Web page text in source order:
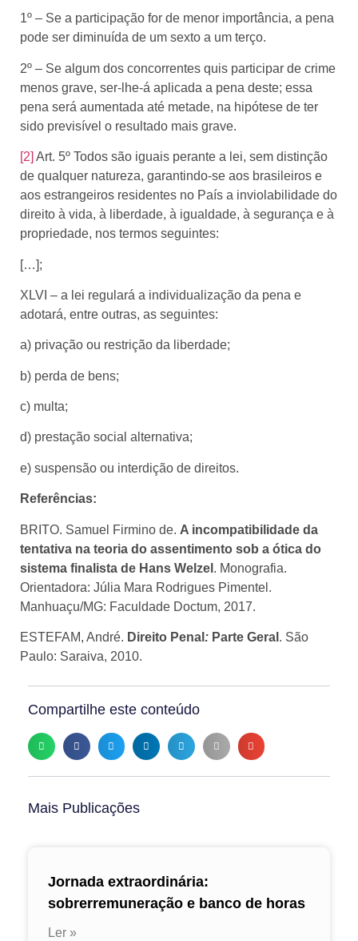
1º – Se a participação for de menor importância, a pena
pode ser diminuída de um sexto a um terço.
2º – Se algum dos concorrentes quis participar de crime
menos grave, ser-lhe-á aplicada a pena deste; essa
pena será aumentada até metade, na hipótese de ter
sido previsível o resultado mais grave.
[2] Art. 5º Todos são iguais perante a lei, sem distinção
de qualquer natureza, garantindo-se aos brasileiros e
aos estrangeiros residentes no País a inviolabilidade do
direito à vida, à liberdade, à igualdade, à segurança e à
propriedade, nos termos seguintes:
[…];
XLVI – a lei regulará a individualização da pena e
adotará, entre outras, as seguintes:
a) privação ou restrição da liberdade;
b) perda de bens;
c) multa;
d) prestação social alternativa;
e) suspensão ou interdição de direitos.
Referências:
BRITO. Samuel Firmino de. A incompatibilidade da
tentativa na teoria do assentimento sob a ótica do
sistema finalista de Hans Welzel . Monografia.
Orientadora: Júlia Mara Rodrigues Pimentel.
Manhuaçu/MG: Faculdade Doctum, 2017.
ESTEFAM, André. Direito Penal : Parte Geral . São
Paulo: Saraiva, 2010.
Compartilhe este conteúdo
Mais Publicações
Jornada extraordinária:
sobrerremuneração e banco de horas
Ler »